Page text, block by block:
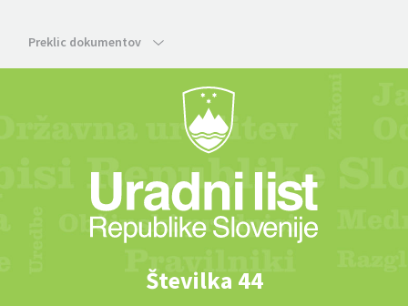
Preklic dokumentov
Številka 44